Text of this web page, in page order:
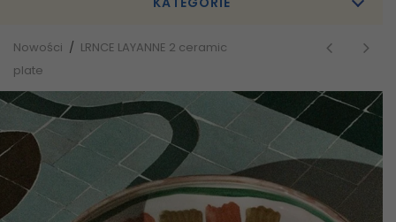
Nowości / LRNCE LAYANNE 2 ceramic
plate